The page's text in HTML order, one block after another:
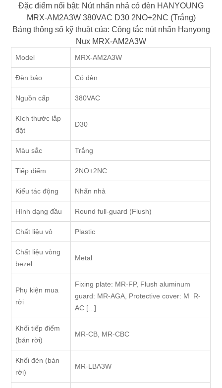
Đặc điểm nổi bật: Nút nhấn nhả có đèn HANYOUNG
MRX-AM2A3W 380VAC D30 2NO+2NC (Trắng)
Bảng thông số kỹ thuật của: Công tắc nút nhấn Hanyong
Nux MRX-AM2A3W
Model MRX-AM2A3W
Đèn báo Có đèn
Nguồn cấp 380VAC
Kích thước lắp
đặt
D30
Màu sắc Trắng
Tiếp điểm 2NO+2NC
Kiểu tác động Nhấn nhả
Hình dạng đầu Round full-guard (Flush)
Chất liệu vỏ Plastic
Chất liệu vòng
bezel
Metal
Phụ kiện mua
rời
Fixing plate: MR-FP, Flush aluminum
guard: MR-AGA, Protective cover: M R-
AC [...]
Khối tiếp điểm
(bán rời)
MR-CB, MR-CBC
Khối đèn (bán
rời)
MR-LBA3W